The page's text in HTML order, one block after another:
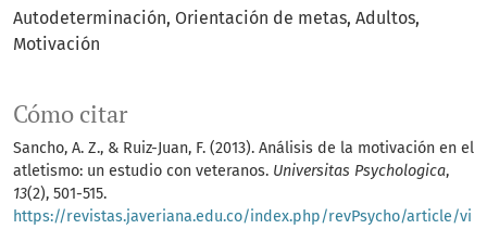
Autodeterminación Orientación de metas Adultos
Motivación
Cómo citar
Sancho, A. Z., & Ruiz-Juan, F. (2013). Análisis de la motivación en el
atletismo: un estudio con veteranos. Universitas Psychologica,
13(2), 501-515.
https://revistas.javeriana.edu.co/index.php/revPsycho/article/vi